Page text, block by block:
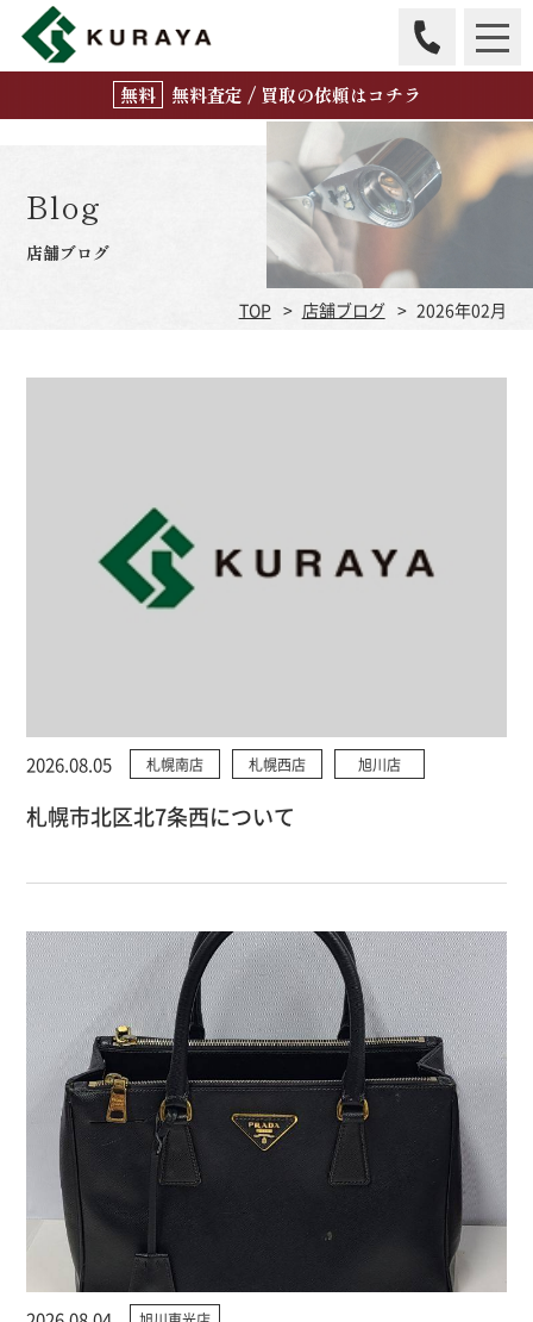
無料査定 / 買取の依頼はコチラ
Blog
店舗ブログ
TOP 店舗ブログ 2026年02月
2026.08.05 札幌南店 札幌西店 旭川店
札幌市北区北7条西について